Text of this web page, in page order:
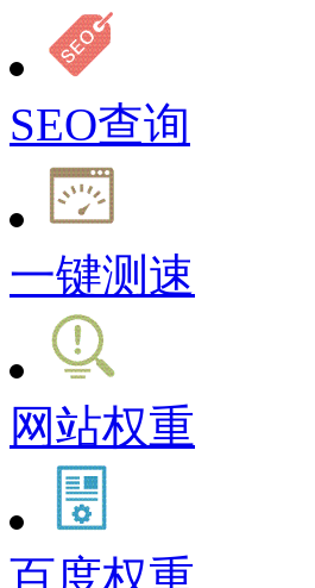
SEO查询
一键测速
网站权重
百度权重